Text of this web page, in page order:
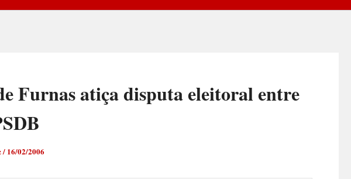
Furnas atiça disputa eleitoral entre
/ 16/02/2006